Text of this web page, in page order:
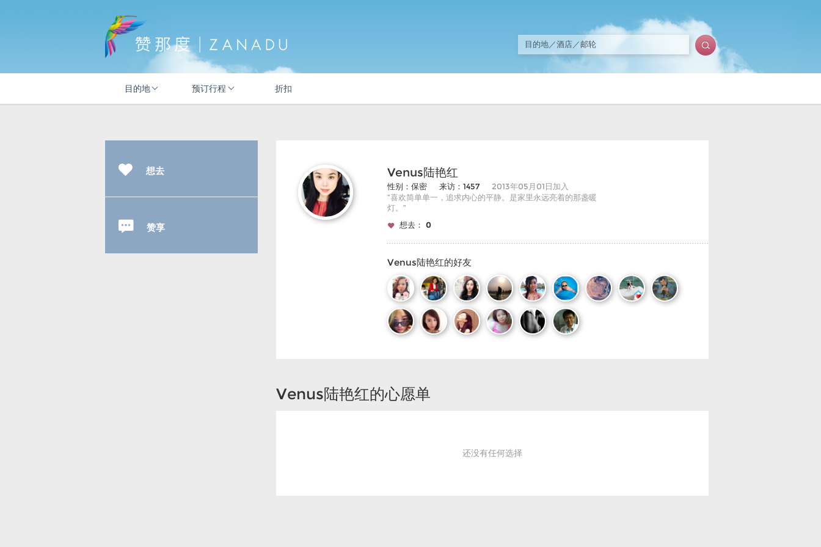
目的地 预订行程 折扣
想去
赞享
Venus陆艳红
性别：保密 来访：1457
2013年05月01日加入
“喜欢简单单一，追求内心的平静。是家里永远亮着的那盏暖
灯。”
想去： 0
Venus陆艳红的好友
Venus陆艳红的心愿单
还没有任何选择